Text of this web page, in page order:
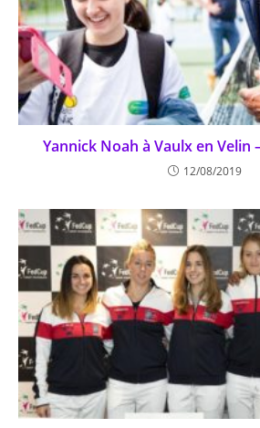
Yannick Noah à Vaulx en Velin
12/08/2019